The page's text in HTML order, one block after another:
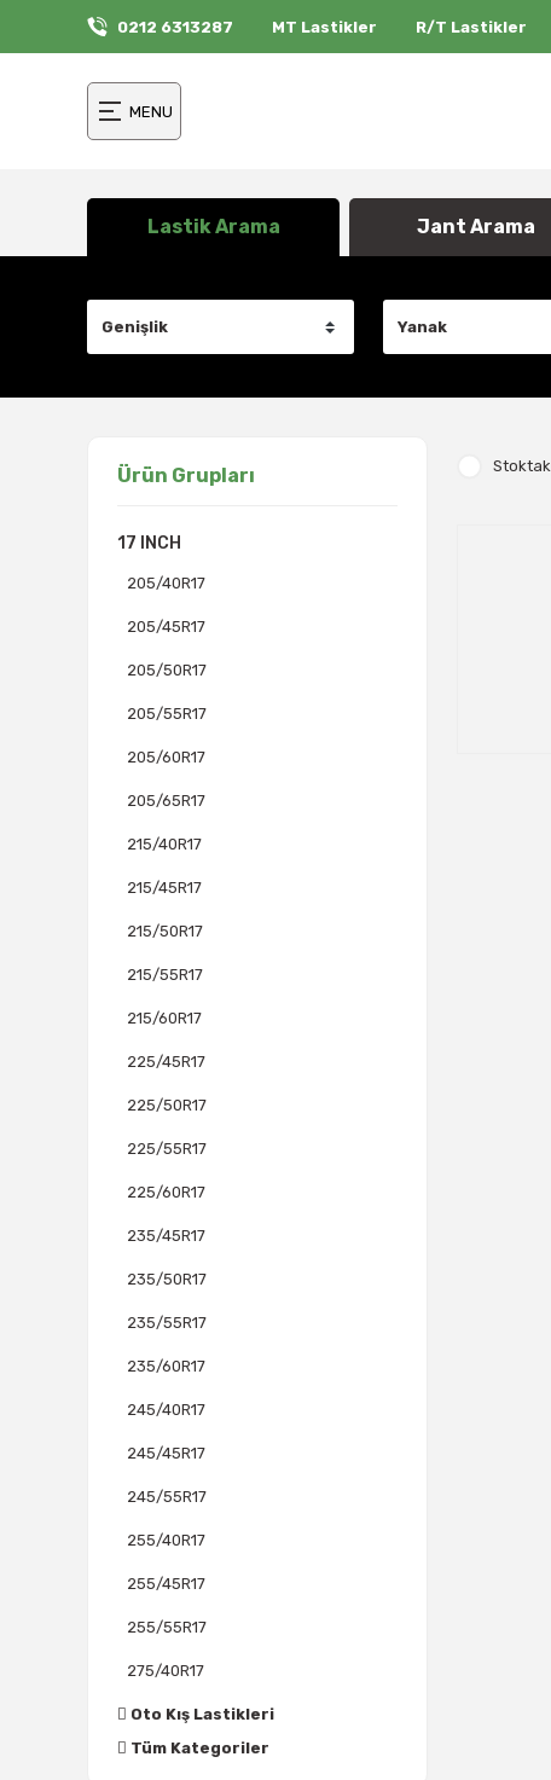
0212 6313287 MT Lastikler R/T Lastikler
MENU
Lastik Arama Jant Arama
Ürün Grupları
17 INCH
205/40R17
205/45R17
205/50R17
205/55R17
205/60R17
205/65R17
215/40R17
215/45R17
215/50R17
215/55R17
215/60R17
225/45R17
225/50R17
225/55R17
225/60R17
235/45R17
235/50R17
235/55R17
235/60R17
245/40R17
245/45R17
245/55R17
255/40R17
255/45R17
255/55R17
275/40R17
Oto Kış Lastikleri
Tüm Kategoriler